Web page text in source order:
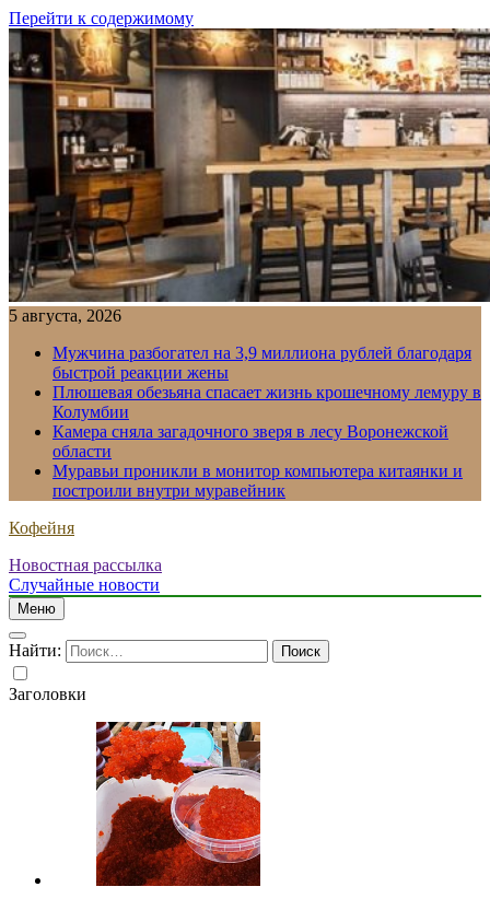
Перейти к содержимому
5 августа, 2026
Мужчина разбогател на 3,9 миллиона рублей благодаря
быстрой реакции жены
Плюшевая обезьяна спасает жизнь крошечному лемуру в
Колумбии
Камера сняла загадочного зверя в лесу Воронежской
области
Муравьи проникли в монитор компьютера китаянки и
построили внутри муравейник
Кофейня
Новостная рассылка
Случайные новости
Меню
Найти:
Заголовки